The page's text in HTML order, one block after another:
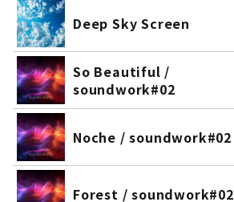
Deep Sky Screen
So Beautiful /
soundwork#02
Noche / soundwork#02
Forest / soundwork#02